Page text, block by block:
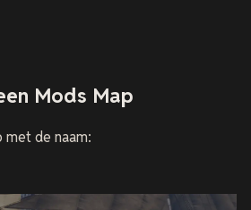
Mods Map
met de naam: